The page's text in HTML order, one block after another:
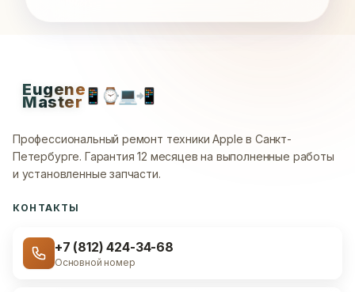
Eugene
Master📱 ⌚💻📲
Профессиональный ремонт техники Apple в Санкт-
Петербурге. Гарантия 12 месяцев на выполненные работы
и установленные запчасти.
КОНТАКТЫ
+7 (812) 424-34-68
Основной номер